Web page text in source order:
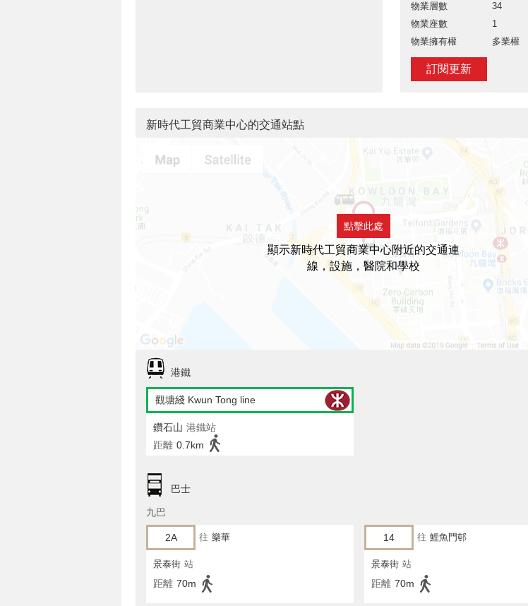
物業層數
34
物業座數
1
物業擁有權
多業權
訂閱更新
新時代工貿商業中心的交通站點
點擊此處
顯示新時代工貿商業中心附近的交通連
線，設施，醫院和學校
港鐵
觀塘綫 Kwun Tong line
鑽石山 港鐵站
距離 0.7km
巴士
九巴
2A 往 樂華
景泰街 站
距離 70m
14 往 鯉魚門邨
景泰街 站
距離 70m